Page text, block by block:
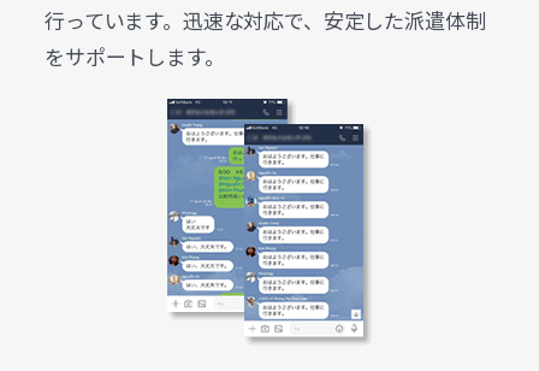
行っています。迅速な対応で、安定した派遣体制
をサポートします。